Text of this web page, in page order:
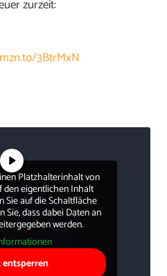
zurzeit:
3BtrMxN
Platzhalterinhalt von
den eigentlichen Inhalt
Sie auf die Schaltfläche
Sie, dass dabei Daten an
werden.